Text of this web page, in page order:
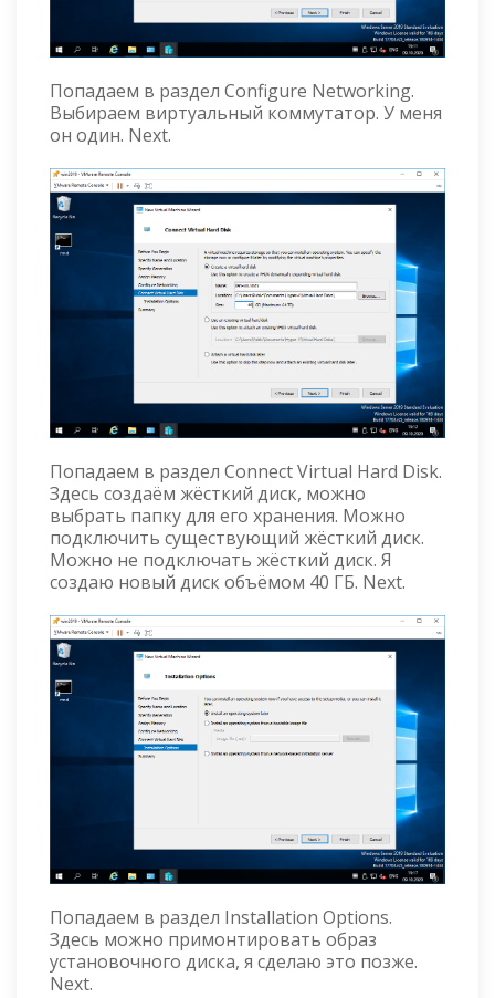
Попадаем в раздел Configure Networking.
Выбираем виртуальный коммутатор. У меня
он один. Next.
Попадаем в раздел Connect Virtual Hard Disk.
Здесь создаём жёсткий диск, можно
выбрать папку для его хранения. Можно
подключить существующий жёсткий диск.
Можно не подключать жёсткий диск. Я
создаю новый диск объёмом 40 ГБ. Next.
Попадаем в раздел Installation Options.
Здесь можно примонтировать образ
установочного диска, я сделаю это позже.
Next.